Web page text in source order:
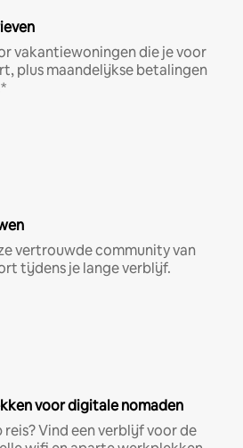
vakantiewoningen die je voor
plus maandelijkse betalingen
vertrouwde community van
tijdens je lange verblijf.
voor digitale nomaden
reis? Vind een verblijf voor de